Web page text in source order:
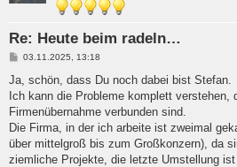
Re: Heute beim radeln…
B
i
r
a
03.11.2025, 13:18
Ja, schön, dass Du noch dabei bist Stefan.
Ich kann die Probleme komplett verstehen,
Firmenübernahme verbunden sind.
Die Firma, in der ich arbeite ist zweimal
über mittelgroß bis zum Großkonzern), da
ziemliche Projekte, die letzte Umstellung